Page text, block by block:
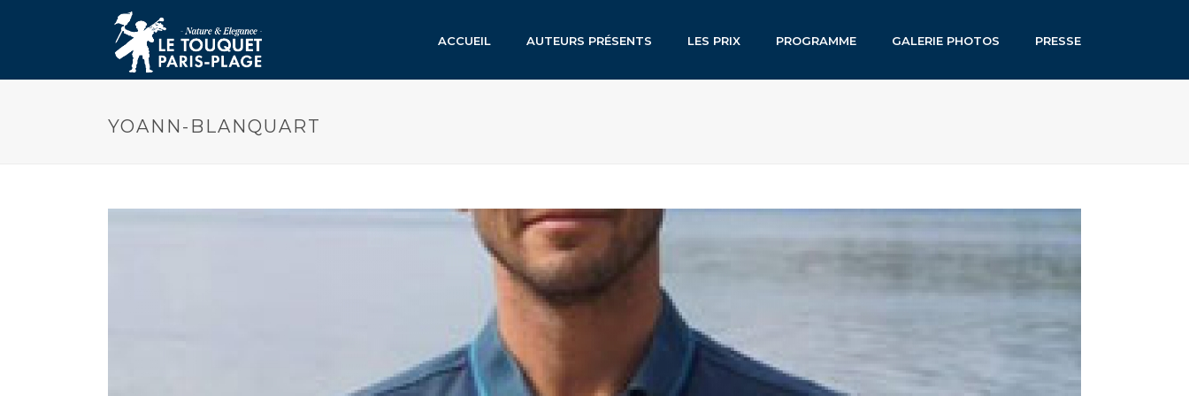
ACCUEIL AUTEURS PRÉSENTS LES PRIX PROGRAMME GALERIE PHOTOS PRESSE
YOANN-BLANQUART